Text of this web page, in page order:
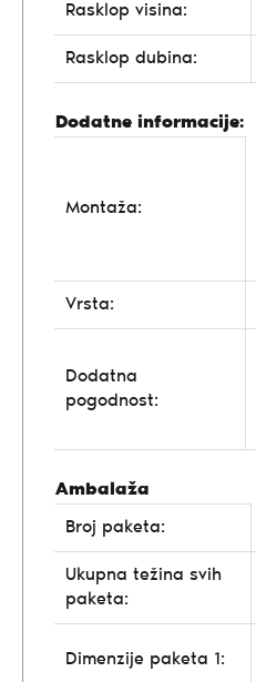
Rasklop visina:
Rasklop dubina:
Dodatne informacije:
Montaža:
Vrsta:
Dodatna
pogodnost:
Ambalaža
Broj paketa:
Ukupna težina svih
paketa:
Dimenzije paketa 1: